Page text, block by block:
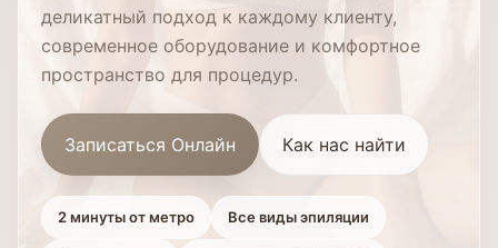
деликатный подход к каждому клиенту,
современное оборудование и комфортное
пространство для процедур.
Записаться Онлайн Как нас найти
2 минуты от метро Все виды эпиляции